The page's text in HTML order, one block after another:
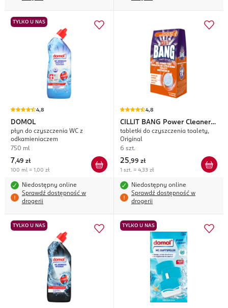
TYLKO U NAS
4,8
DOMOL
płyn do czyszczenia WC z
odkamieniaczem
750 ml
7,49 zł
100 ml = 1,00 zł
Niedostępny online
Sprawdź dostępność w
drogerii
4,8
CILLIT BANG Power Cleaner
Dezynfekcja
tabletki do czyszczenia toalety,
Original
6 szt.
25,99 zł
1 szt. = 4,33 zł
Niedostępny online
Sprawdź dostępność w
drogerii
TYLKO U NAS TYLKO U NAS